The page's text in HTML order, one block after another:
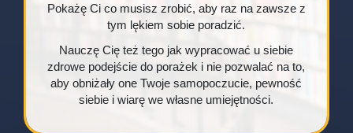
Pokażę Ci co musisz zrobić, aby raz na zawsze z
tym lękiem sobie poradzić.
Nauczę Cię też tego jak wypracować u siebie
zdrowe podejście do porażek i nie pozwalać na to,
aby obniżały one Twoje samopoczucie, pewność
siebie i wiarę we własne umiejętności.